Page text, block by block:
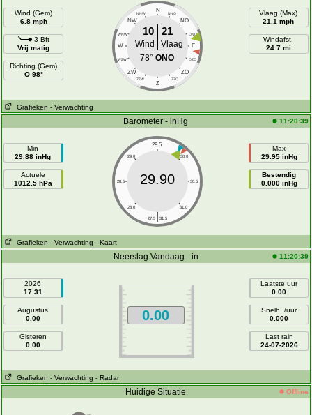
Wind (Gem)
6.8 mph
3 Bft
Vrij matig
Richting (Gem)
O 98°
N
NNW NNO
NW NO
WNW ONO
W E
WZW OZO
ZW ZO
ZZW ZZO
Z
10 21
Wind
Vlaag
78°ONO
Vlaag (Max)
21.1 mph
Windafst.
24.7 mi
Grafieken - Verwachting
Barometer - inHg 11:20:39
Min
29.88 inHg
Actuele
1012.5 hPa
29.5
29.0 30.0
28.5 30.5
28.0 31.0
|
27.5 31.5
29.90
Max
29.95 inHg
Bestendig
0.000 inHg
Grafieken - Verwachting - Kaart
Neerslag Vandaag - in 11:20:39
2026
17.31
Augustus
0.00
Gisteren
0.00
0.00
Laatste uur
0.00
Snelh. /uur
0.000
Last rain
24-07-2026
Grafieken - Verwachting - Radar
Huidige Situatie Offline